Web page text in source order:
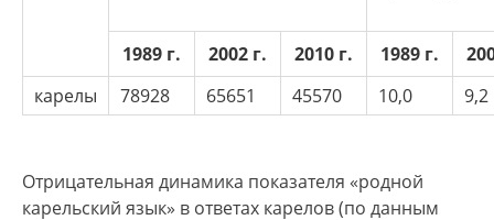
1989 г. 2002 г. 2010 г. 1989 г.
карелы
78928 65651 45570 10,0 9,2
Отрицательная динамика показателя «родной
карельский язык» в ответах карелов (по данным